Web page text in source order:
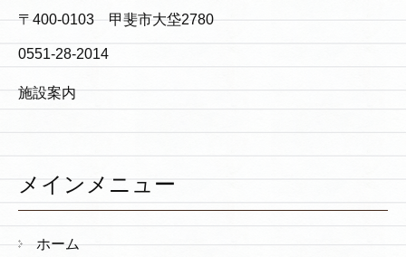
〒400-0103 甲斐市大垈2780
0551-28-2014
施設案内
メインメニュー
ホーム